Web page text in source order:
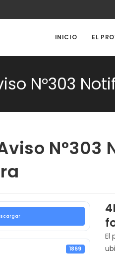
INICIO EL
N°303
Aviso
1869
El